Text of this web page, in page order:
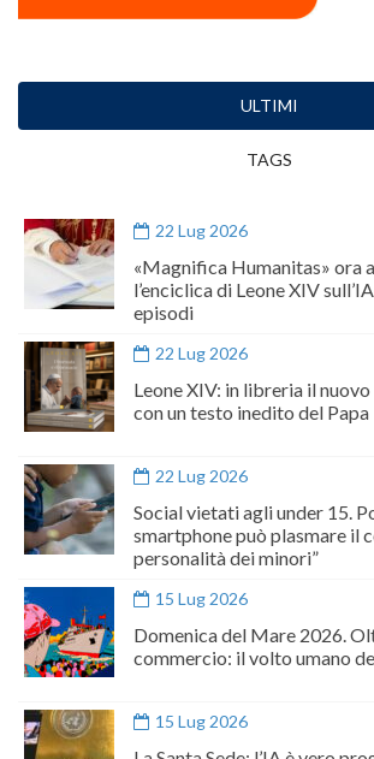
ULTIMI
TAGS
22 Lug 2026
«Magnifica Humanitas» ora
l’enciclica di Leone XIV
episodi
22 Lug 2026
Leone XIV: in libreria il
con un testo inedito del Papa
22 Lug 2026
Social vietati agli under 15.
smartphone può plasmare il
personalità dei minori”
15 Lug 2026
Domenica del Mare 2026.
commercio: il volto umano
15 Lug 2026